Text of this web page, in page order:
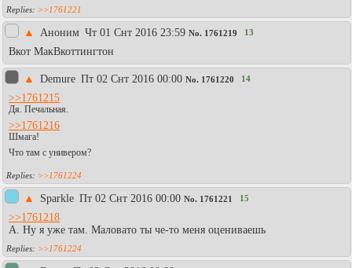
>>1761221
▲ Аноним Чт 01 Снт 2016 23:59 No. 1761219 13
Вкот МакВкоттингтон
▲ Demure Пт 02 Снт 2016 00:00 No. 1761220 14
>>1761215
Дя. Печальная.
>>1761216
Шмага!
Что там с универом?
>>1761224
▲ Sparkle Пт 02 Снт 2016 00:00 No. 1761221 15
>>1761218
А. Ну я уже там. Маловато ты че-то меня оцениваешь
>>1761224